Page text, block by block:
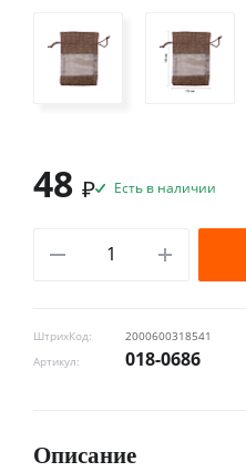
ШтрихКод:
2000600318541
Артикул:
018-0686
48 ₽ Есть в наличии
Описание